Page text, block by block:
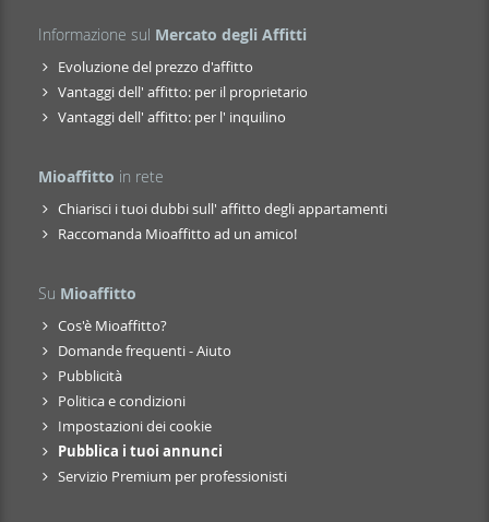
Informazione sul Mercato degli Affitti
Evoluzione del prezzo d'affitto
Vantaggi dell' affitto: per il proprietario
Vantaggi dell' affitto: per l' inquilino
Mioaffitto in rete
Chiarisci i tuoi dubbi sull' affitto degli appartamenti
Raccomanda Mioaffitto ad un amico!
Su Mioaffitto
Cos'è Mioaffitto?
Domande frequenti - Aiuto
Pubblicità
Politica e condizioni
Impostazioni dei cookie
Pubblica i tuoi annunci
Servizio Premium per professionisti